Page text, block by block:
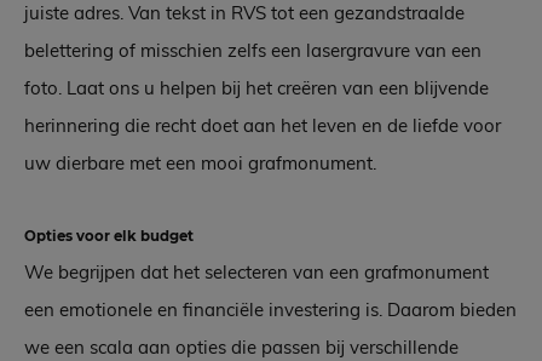
juiste adres. Van tekst in RVS tot een gezandstraalde
belettering of misschien zelfs een lasergravure van een
foto. Laat ons u helpen bij het creëren van een blijvende
herinnering die recht doet aan het leven en de liefde voor
uw dierbare met een mooi grafmonument.
Opties voor elk budget
We begrijpen dat het selecteren van een grafmonument
een emotionele en financiële investering is. Daarom bieden
we een scala aan opties die passen bij verschillende